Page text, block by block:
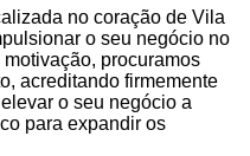
no coração de Vila
o seu negócio no
procuramos
acreditando firmemente
o seu negócio a
para expandir os